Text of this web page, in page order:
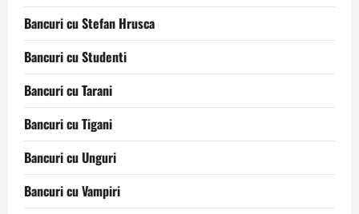
Bancuri cu Stefan Hrusca
Bancuri cu Studenti
Bancuri cu Tarani
Bancuri cu Tigani
Bancuri cu Unguri
Bancuri cu Vampiri